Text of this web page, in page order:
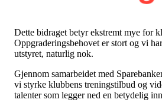
Dette bidraget betyr ekstremt mye for
Oppgraderingsbehovet er stort og vi
utstyret, naturlig nok.
Gjennom samarbeidet med
vi styrke klubbens treningstilbud og
talenter som legger ned en betydelig